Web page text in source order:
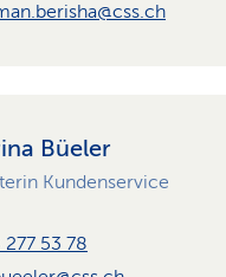
Büeler
Kundenservice
277 53 78